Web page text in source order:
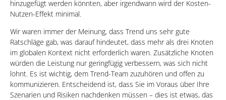
hinzugefügt werden könnten, aber irgendwann wird der Kosten-
Nutzen-Effekt minimal.
Wir waren immer der Meinung, dass Trend uns sehr gute
Ratschläge gab, was darauf hindeutet, dass mehr als drei Knoten
im globalen Kontext nicht erforderlich waren. Zusätzliche Knoten
würden die Leistung nur geringfügig verbessern, was sich nicht
lohnt. Es ist wichtig, dem Trend-Team zuzuhören und offen zu
kommunizieren. Entscheidend ist, dass Sie im Voraus über Ihre
Szenarien und Risiken nachdenken müssen – dies ist etwas, das